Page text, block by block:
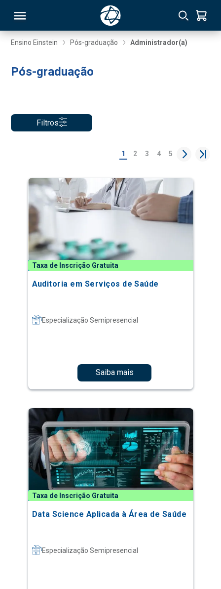
Ensino Einstein Pós-graduação Administrador(a)
Pós-graduação
Filtros
1 2 3 4 5
Taxa de Inscrição Gratuita
Auditoria em Serviços de Saúde
Especialização Semipresencial
Saiba mais
Taxa de Inscrição Gratuita
Data Science Aplicada à Área de Saúde
Especialização Semipresencial